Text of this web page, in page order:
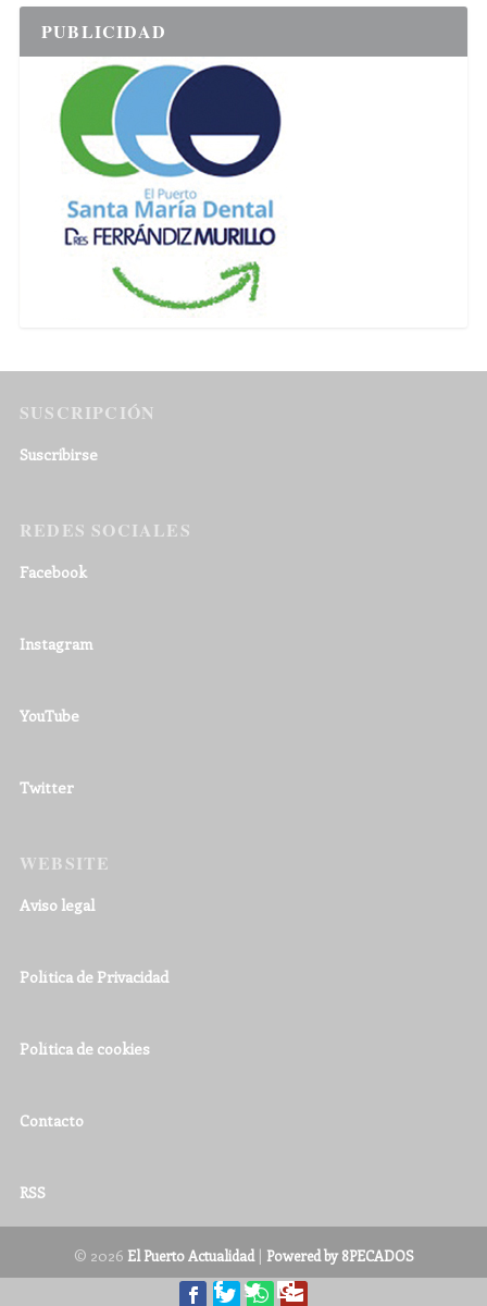
PUBLICIDAD
SUSCRIPCIÓN
Suscribirse
REDES SOCIALES
Facebook
Instagram
YouTube
Twitter
WEBSITE
Aviso legal
Política de Privacidad
Política de cookies
Contacto
RSS
© 2026 El Puerto Actualidad| Powered by 8PECADOS